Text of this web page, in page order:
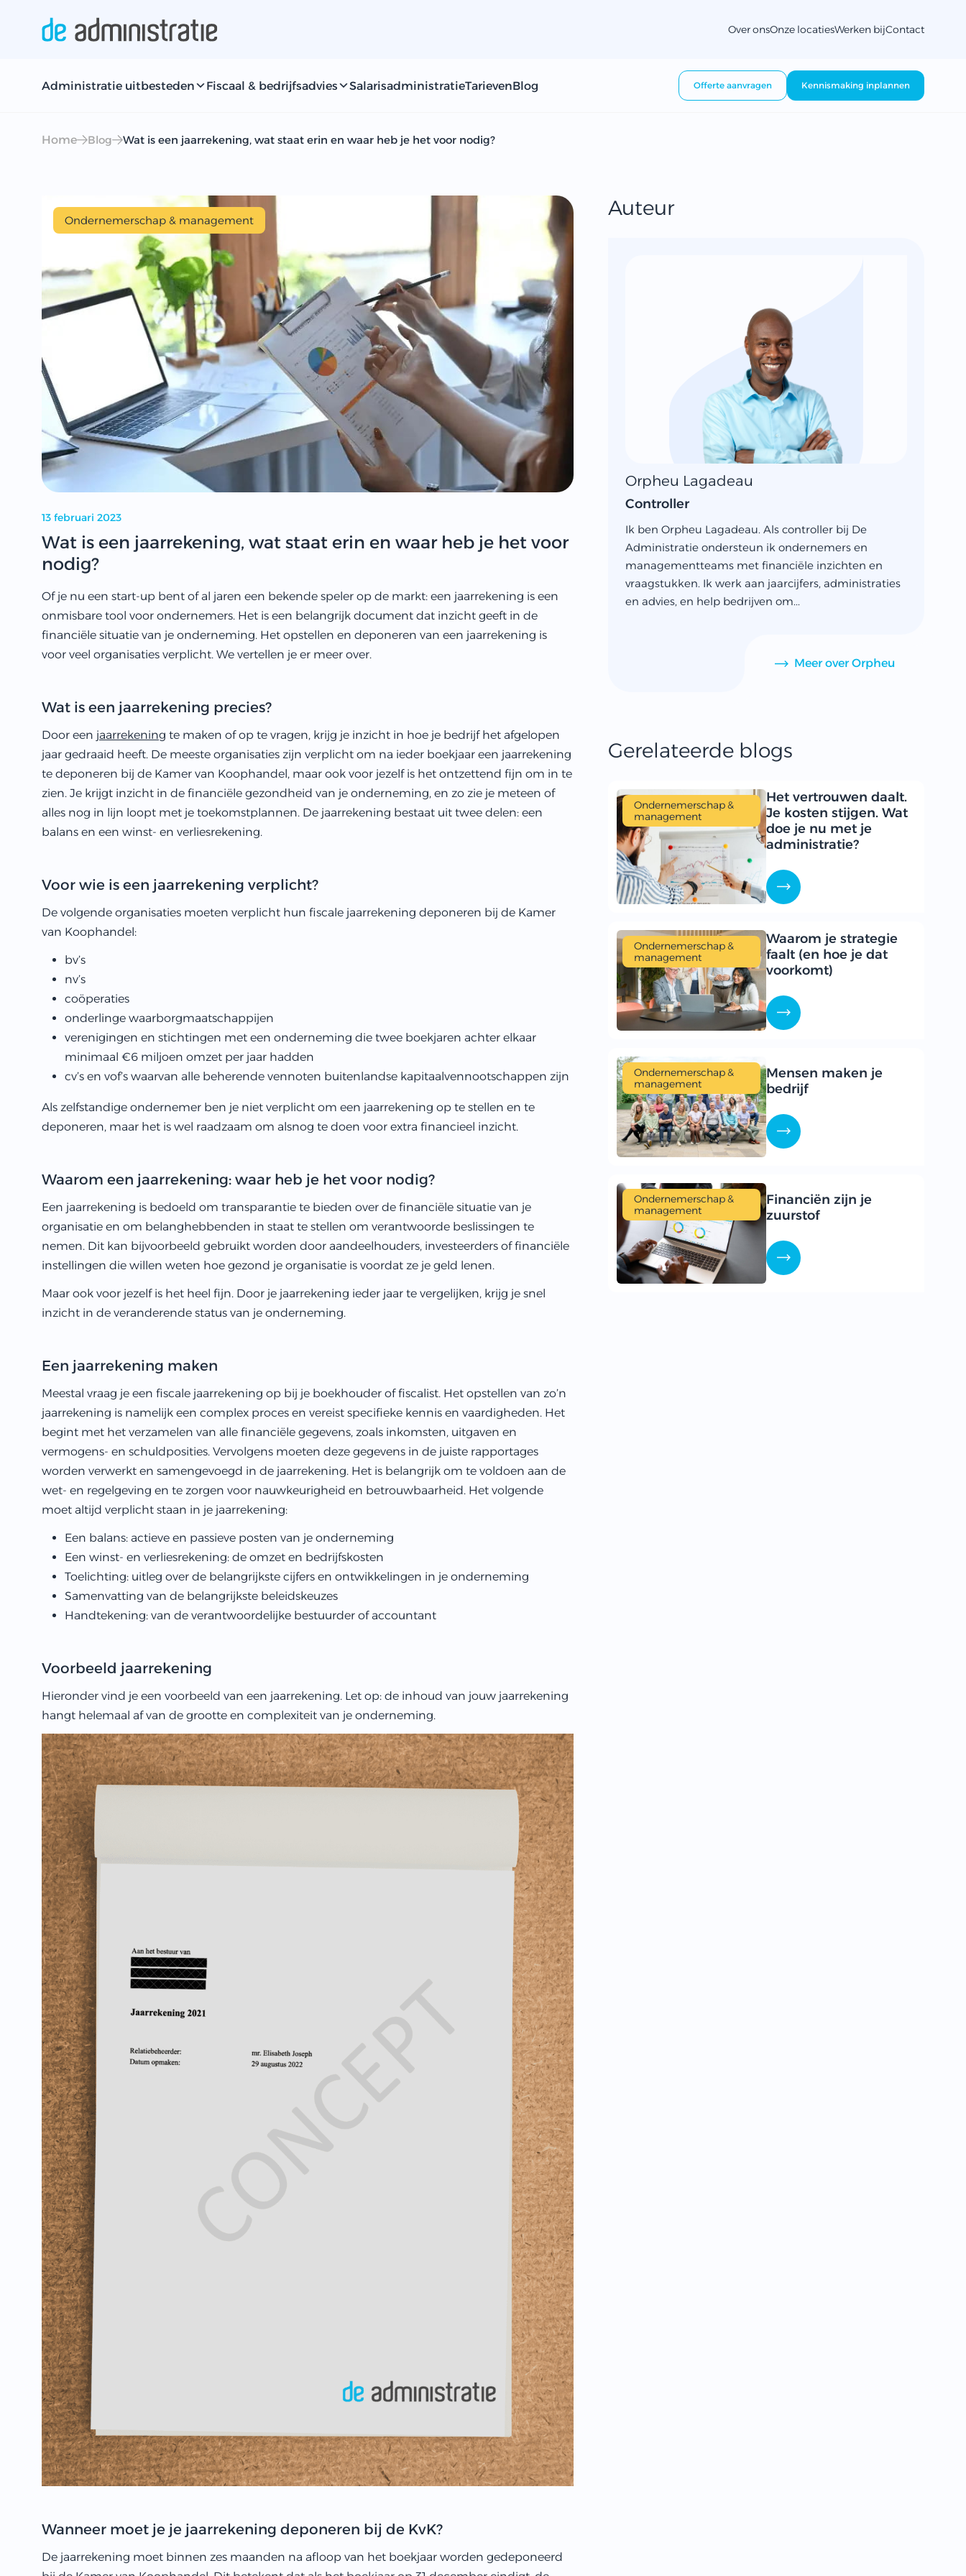
Over onsOnze locatiesWerken bijContact
Administratie uitbesteden Fiscaal & bedrijfsadvies SalarisadministratieTarievenBlog Offerte aanvragen Kennismaking inplannen
Home Blog Wat is een jaarrekening, wat staat erin en waar heb je het voor nodig?
Ondernemerschap & management
13 februari 2023
Wat is een jaarrekening, wat staat erin en waar heb je het voor
nodig?
Of je nu een start-up bent of al jaren een bekende speler op de markt: een jaarrekening is een
onmisbare tool voor ondernemers. Het is een belangrijk document dat inzicht geeft in de
financiële situatie van je onderneming. Het opstellen en deponeren van een jaarrekening is
voor veel organisaties verplicht. We vertellen je er meer over.
Wat is een jaarrekening precies?
Door een jaarrekening te maken of op te vragen, krijg je inzicht in hoe je bedrijf het afgelopen
jaar gedraaid heeft. De meeste organisaties zijn verplicht om na ieder boekjaar een jaarrekening
te deponeren bij de Kamer van Koophandel, maar ook voor jezelf is het ontzettend fijn om in te
zien. Je krijgt inzicht in de financiële gezondheid van je onderneming, en zo zie je meteen of
alles nog in lijn loopt met je toekomstplannen. De jaarrekening bestaat uit twee delen: een
balans en een winst- en verliesrekening.
Voor wie is een jaarrekening verplicht?
De volgende organisaties moeten verplicht hun fiscale jaarrekening deponeren bij de Kamer
van Koophandel:
bv’s
nv’s
coöperaties
onderlinge waarborgmaatschappijen
verenigingen en stichtingen met een onderneming die twee boekjaren achter elkaar
minimaal €6 miljoen omzet per jaar hadden
cv’s en vof’s waarvan alle beherende vennoten buitenlandse kapitaalvennootschappen zijn
Als zelfstandige ondernemer ben je niet verplicht om een jaarrekening op te stellen en te
deponeren, maar het is wel raadzaam om alsnog te doen voor extra financieel inzicht.
Waarom een jaarrekening: waar heb je het voor nodig?
Een jaarrekening is bedoeld om transparantie te bieden over de financiële situatie van je
organisatie en om belanghebbenden in staat te stellen om verantwoorde beslissingen te
nemen. Dit kan bijvoorbeeld gebruikt worden door aandeelhouders, investeerders of financiële
instellingen die willen weten hoe gezond je organisatie is voordat ze je geld lenen.
Maar ook voor jezelf is het heel fijn. Door je jaarrekening ieder jaar te vergelijken, krijg je snel
inzicht in de veranderende status van je onderneming.
Een jaarrekening maken
Meestal vraag je een fiscale jaarrekening op bij je boekhouder of fiscalist. Het opstellen van zo’n
jaarrekening is namelijk een complex proces en vereist specifieke kennis en vaardigheden. Het
begint met het verzamelen van alle financiële gegevens, zoals inkomsten, uitgaven en
vermogens- en schuldposities. Vervolgens moeten deze gegevens in de juiste rapportages
worden verwerkt en samengevoegd in de jaarrekening. Het is belangrijk om te voldoen aan de
wet- en regelgeving en te zorgen voor nauwkeurigheid en betrouwbaarheid. Het volgende
moet altijd verplicht staan in je jaarrekening:
Een balans: actieve en passieve posten van je onderneming
Een winst- en verliesrekening: de omzet en bedrijfskosten
Toelichting: uitleg over de belangrijkste cijfers en ontwikkelingen in je onderneming
Samenvatting van de belangrijkste beleidskeuzes
Handtekening: van de verantwoordelijke bestuurder of accountant
Voorbeeld jaarrekening
Hieronder vind je een voorbeeld van een jaarrekening. Let op: de inhoud van jouw jaarrekening
hangt helemaal af van de grootte en complexiteit van je onderneming.
Wanneer moet je je jaarrekening deponeren bij de KvK?
De jaarrekening moet binnen zes maanden na afloop van het boekjaar worden gedeponeerd
Auteur
Orpheu Lagadeau
Controller
Ik ben Orpheu Lagadeau. Als controller bij De
Administratie ondersteun ik ondernemers en
managementteams met financiële inzichten en
vraagstukken. Ik werk aan jaarcijfers, administraties
en advies, en help bedrijven om...
Meer over Orpheu
Gerelateerde blogs
Ondernemerschap &
management
Het vertrouwen daalt.
Je kosten stijgen. Wat
doe je nu met je
administratie?
Ondernemerschap &
management
Waarom je strategie
faalt (en hoe je dat
voorkomt)
Ondernemerschap &
management
Mensen maken je
bedrijf
Ondernemerschap &
management
Financiën zijn je
zuurstof